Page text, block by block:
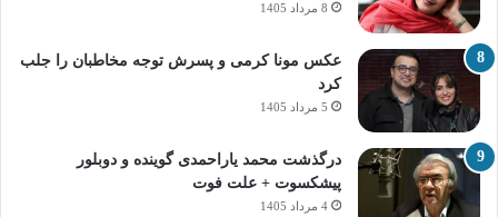
8 مرداد 1405
عکس مونا کرمی و پسرش توجه مخاطبان را جلب
کرد
5 مرداد 1405
درگذشت محمد یاراحمدی گوینده و دوبلور
پیشکسوت + علت فوت
4 مرداد 1405